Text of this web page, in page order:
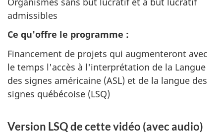
c
c
è
s
à
l
admissibles
Ce qu'offre le programme :
Financement de projets qui augmenteront avec
le temps l'accès à l'interprétation de la Langue
des signes américaine (ASL) et de la langue des
signes québécoise (LSQ)
Version LSQ de cette vidéo (avec audio)